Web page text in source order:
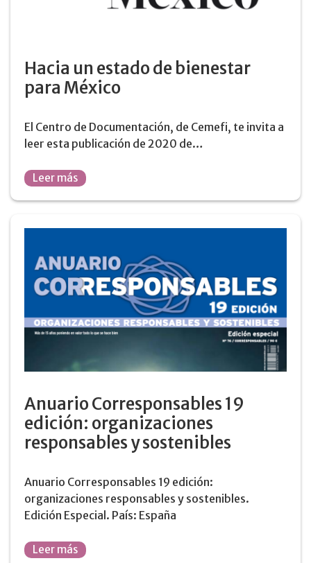
Hacia un estado de bienestar
para México
El Centro de Documentación, de Cemefi, te invita a
leer esta publicación de 2020 de…
Leer más
Anuario Corresponsables 19
edición: organizaciones
responsables y sostenibles
Anuario Corresponsables 19 edición:
organizaciones responsables y sostenibles.
Edición Especial. País: España
Leer más